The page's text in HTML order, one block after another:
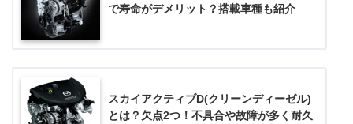
で寿命がデメリット？搭載車種も紹介
スカイアクティブD(クリーンディーゼル)
とは？欠点2つ！不具合や故障が多く耐久